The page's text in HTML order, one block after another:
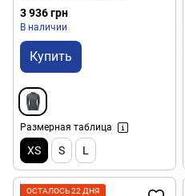
(5055571797342)
3 936 грн
В наличии
Купить
Размерная таблица
XS S L
ОСТАЛОСЬ 22 ДНЯ